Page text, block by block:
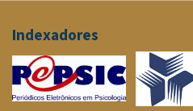
Indexadores